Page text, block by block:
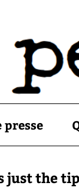
presse
just the